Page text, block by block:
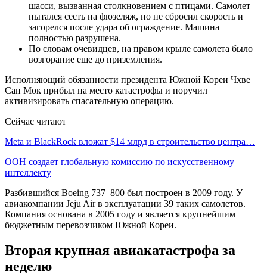
шасси, вызванная столкновением с птицами. Самолет
пытался сесть на фюзеляж, но не сбросил скорость и
загорелся после удара об ограждение. Машина
полностью разрушена.
По словам очевидцев, на правом крыле самолета было
возгорание еще до приземления.
Исполняющий обязанности президента Южной Кореи Чхве
Сан Мок прибыл на место катастрофы и поручил
активизировать спасательную операцию.
Сейчас читают
Meta и BlackRock вложат $14 млрд в строительство центра…
ООН создает глобальную комиссию по искусственному
интеллекту
Разбившийся Boeing 737–800 был построен в 2009 году. У
авиакомпании Jeju Air в эксплуатации 39 таких самолетов.
Компания основана в 2005 году и является крупнейшим
бюджетным перевозчиком Южной Кореи.
Вторая крупная авиакатастрофа за
неделю